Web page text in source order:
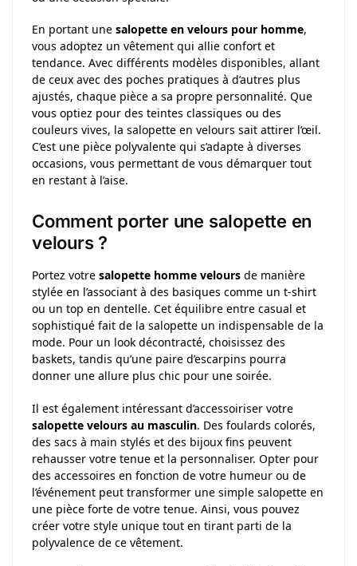
En portant une salopette en velours pour homme,
vous adoptez un vêtement qui allie confort et
tendance. Avec différents modèles disponibles, allant
de ceux avec des poches pratiques à d’autres plus
ajustés, chaque pièce a sa propre personnalité. Que
vous optiez pour des teintes classiques ou des
couleurs vives, la salopette en velours sait attirer l’œil.
C’est une pièce polyvalente qui s’adapte à diverses
occasions, vous permettant de vous démarquer tout
en restant à l’aise.
Comment porter une salopette en
velours ?
Portez votre salopette homme velours de manière
stylée en l’associant à des basiques comme un t-shirt
ou un top en dentelle. Cet équilibre entre casual et
sophistiqué fait de la salopette un indispensable de la
mode. Pour un look décontracté, choisissez des
baskets, tandis qu’une paire d’escarpins pourra
donner une allure plus chic pour une soirée.
Il est également intéressant d’accessoiriser votre
salopette velours au masculin. Des foulards colorés,
des sacs à main stylés et des bijoux fins peuvent
rehausser votre tenue et la personnaliser. Opter pour
des accessoires en fonction de votre humeur ou de
l’événement peut transformer une simple salopette en
une pièce forte de votre tenue. Ainsi, vous pouvez
créer votre style unique tout en tirant parti de la
polyvalence de ce vêtement.